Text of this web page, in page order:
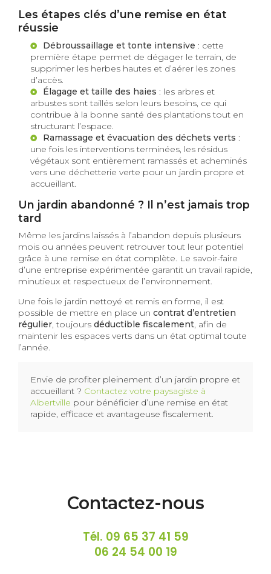
Les étapes clés d’une remise en état
réussie
Débroussaillage et tonte intensive : cette
première étape permet de dégager le terrain, de
supprimer les herbes hautes et d’aérer les zones
d’accès.
Élagage et taille des haies : les arbres et
arbustes sont taillés selon leurs besoins, ce qui
contribue à la bonne santé des plantations tout en
structurant l’espace.
Ramassage et évacuation des déchets verts :
une fois les interventions terminées, les résidus
végétaux sont entièrement ramassés et acheminés
vers une déchetterie verte pour un jardin propre et
accueillant.
Un jardin abandonné ? Il n’est jamais trop
tard
Même les jardins laissés à l’abandon depuis plusieurs
mois ou années peuvent retrouver tout leur potentiel
grâce à une remise en état complète. Le savoir-faire
d’une entreprise expérimentée garantit un travail rapide,
minutieux et respectueux de l’environnement.
Une fois le jardin nettoyé et remis en forme, il est
possible de mettre en place un contrat d’entretien
régulier, toujours déductible fiscalement, afin de
maintenir les espaces verts dans un état optimal toute
l’année.
Envie de profiter pleinement d’un jardin propre et
accueillant ? Contactez votre paysagiste à
Albertville pour bénéficier d’une remise en état
rapide, efficace et avantageuse fiscalement.
Contactez-nous
Tél. 09 65 37 41 59
06 24 54 00 19